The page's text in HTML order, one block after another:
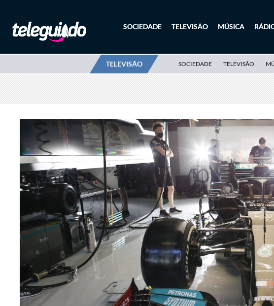
SOCIEDADE TELEVISÃO MÚSICA
TELEVISÃO SOCIEDADE TELEVISÃO